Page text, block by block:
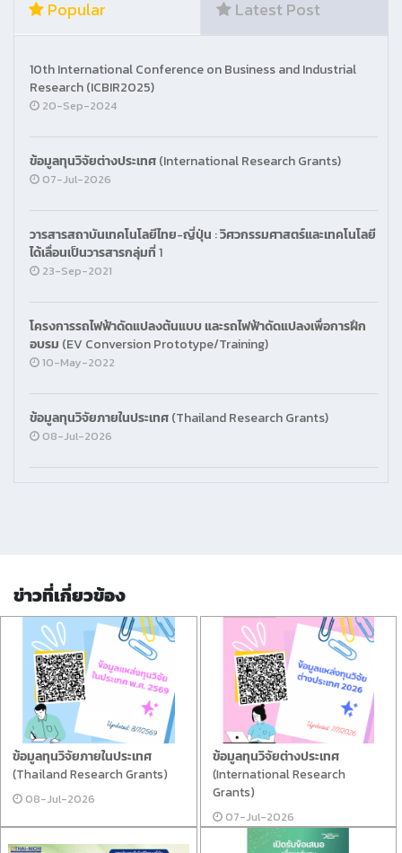
Popular Latest Post
10th International Conference on Business and Industrial
Research (ICBIR2025)
20-Sep-2024
ข้อมูลทุนวิจัยต่างประเทศ (International Research Grants)
07-Jul-2026
วารสารสถาบันเทคโนโลยีไทย-ญี่ปุ่น : วิศวกรรมศาสตร์และเทคโนโลยี
ได้เลื่อนเป็นวารสารกลุ่มที่ 1
23-Sep-2021
โครงการรถไฟฟ้าดัดแปลงต้นแบบ และรถไฟฟ้าดัดแปลงเพื่อการฝึก
อบรม (EV Conversion Prototype/Training)
10-May-2022
ข้อมูลทุนวิจัยภายในประเทศ (Thailand Research Grants)
08-Jul-2026
ข่าวที่เกี่ยวข้อง
ข้อมูลทุนวิจัยภายในประเทศ
(Thailand Research Grants)
08-Jul-2026
ข้อมูลทุนวิจัยต่างประเทศ
(International Research
Grants)
07-Jul-2026